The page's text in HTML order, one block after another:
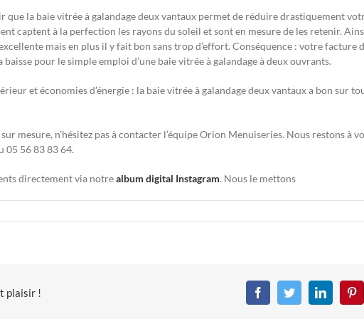
que la baie vitrée à galandage deux vantaux permet de réduire drastiquement
captent à la perfection les rayons du soleil et sont en mesure de les retenir.
mais en plus il y fait bon sans trop d’effort. Conséquence : votre facture
pour le simple emploi d’une baie vitrée à galandage à deux ouvrants.
et économies d’énergie : la baie vitrée à galandage deux vantaux a bon sur
mesure, n’hésitez pas à contacter l’équipe Orion Menuiseries. Nous restons à
05 56 83 83 64.
directement via notrealbum digital Instagram. Nous le mettons
plaisir ! FacebookTwitterLinkedIn